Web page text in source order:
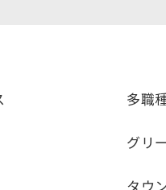
多職
グリ
タウ